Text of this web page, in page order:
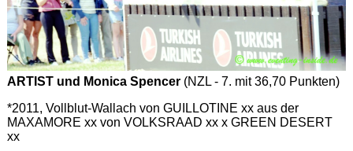
ARTIST und Monica Spencer(NZL - 7. mit 36,70 Punkten)
*2011, Vollblut-Wallach von GUILLOTINE xx aus der
MAXAMORE xx von VOLKSRAAD xx x GREEN DESERT
xx